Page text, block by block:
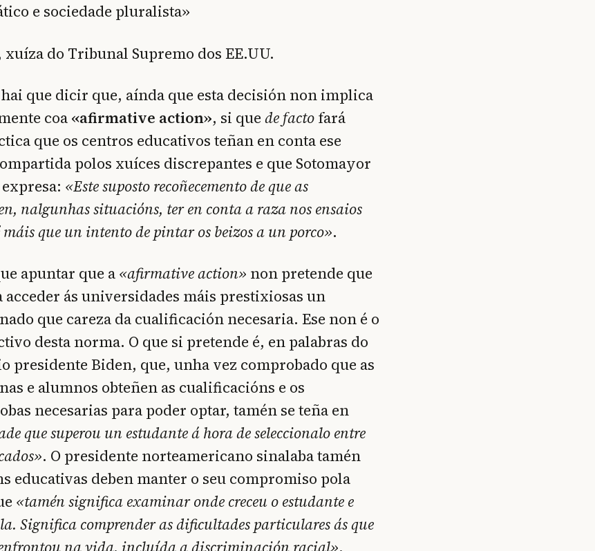
e sociedade pluralista»
xuíza do Tribunal Supremo dos EE.UU.
hai que dicir que, aínda que esta decisión non implica
coa «afirmative action», si que de facto fará
que os centros educativos teñan en conta ese
polos xuíces discrepantes e que Sotomayor
«Este suposto recoñecemento de que as
nalgunhas situacións, ter en conta a raza nos ensaios
que un intento de pintar os beizos a un porco».
apuntar que a «afirmative action» non pretende que
acceder ás universidades máis prestixiosas un
que careza da cualificación necesaria. Ese non é o
desta norma. O que si pretende é, en palabras do
presidente Biden, que, unha vez comprobado que as
e alumnos obteñen as cualificacións e os
necesarias para poder optar, tamén se teña en
que superou un estudante á hora de seleccionalo entre
. O presidente norteamericano sinalaba tamén
educativas deben manter o seu compromiso pola
«tamén significa examinar onde creceu o estudante e
Significa comprender as dificultades particulares ás que